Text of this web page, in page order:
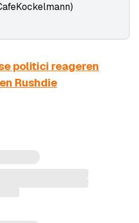
politici reageren
Rushdie